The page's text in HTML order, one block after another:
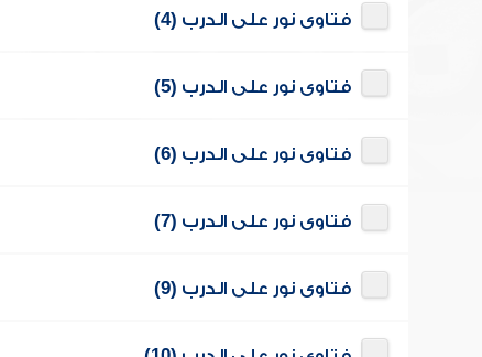
فتاوى نور على الدرب (4)
فتاوى نور على الدرب (5)
فتاوى نور على الدرب (6)
فتاوى نور على الدرب (7)
فتاوى نور على الدرب (9)